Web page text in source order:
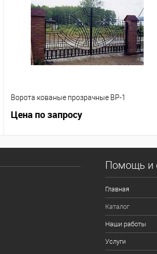
Ворота кованые прозрачные ВР-1
Цена по запросу
Помощь и
Главная
Каталог
Наши работы
Услуги